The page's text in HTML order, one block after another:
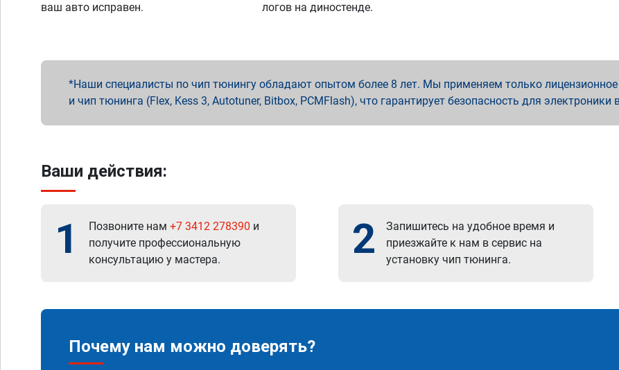
ваш авто исправен.
логов на диностенде.
Наши специалисты по чип тюнингу обладают опытом более 8 лет. Мы применяем только
и чип тюнинга (Flex, Kess 3, Autotuner, Bitbox, PCMFlash), что гарантирует безопасность для электроники
Ваши действия:
1 Позвоните нам +7 3412 278390 и
получите профессиональную
консультацию у мастера.
2
Запишитесь на удобное время и
приезжайте к нам в сервис на
установку чип тюнинга.
Почему нам можно доверять?